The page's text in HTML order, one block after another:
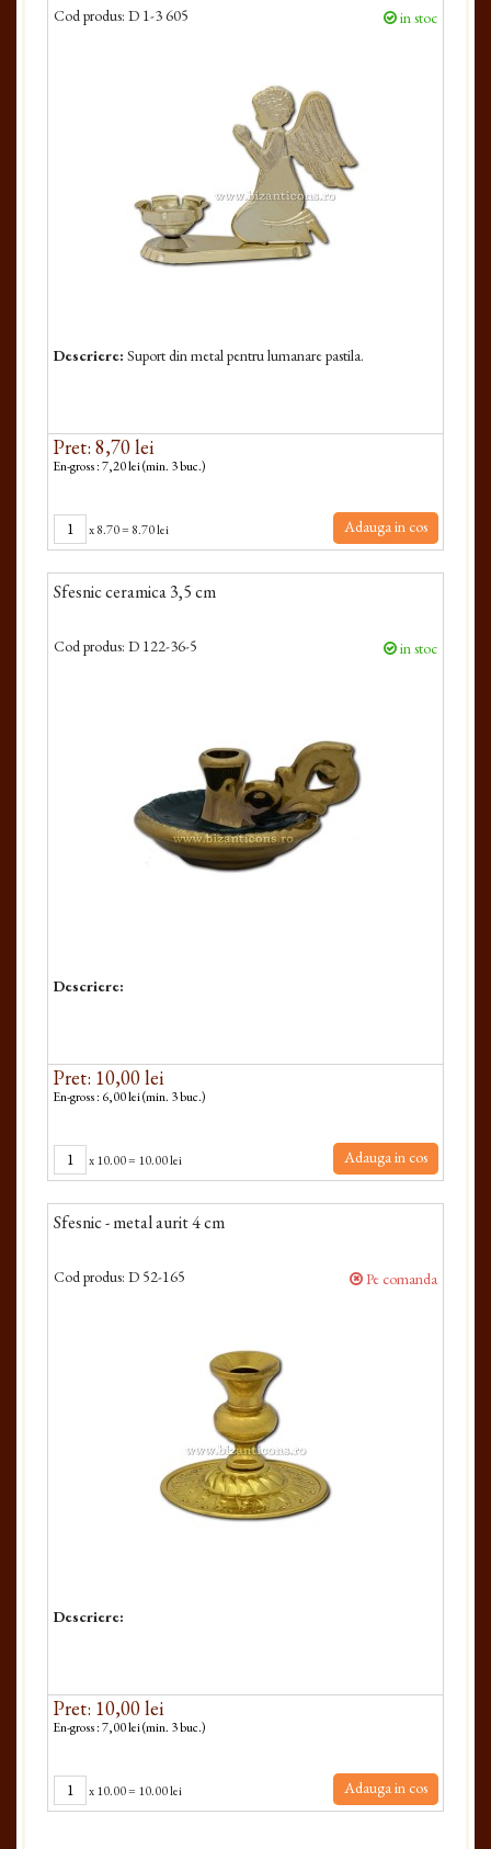
Cod produs: D 1-3 605 in stoc
Descriere: Suport din metal pentru lumanare pastila.
Pret: 8,70 lei
En-gross : 7,20 lei (min. 3 buc.)
x8.70= 8.70 lei Adauga in cos
Sfesnic ceramica 3,5 cm
Cod produs: D 122-36-5 in stoc
Descriere:
Pret: 10,00 lei
En-gross : 6,00 lei (min. 3 buc.)
x10.00= 10.00 lei Adauga in cos
Sfesnic - metal aurit 4 cm
Cod produs: D 52-165 Pe comanda
Descriere:
Pret: 10,00 lei
En-gross : 7,00 lei (min. 3 buc.)
x10.00= 10.00 lei Adauga in cos